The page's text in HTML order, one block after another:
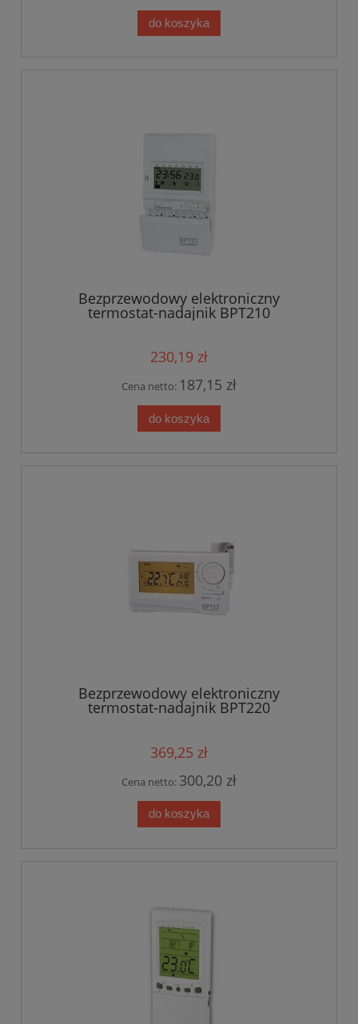
do koszyka
Bezprzewodowy elektroniczny
termostat-nadajnik BPT210
230,19 zł
Cena netto: 187,15 zł
do koszyka
Bezprzewodowy elektroniczny
termostat-nadajnik BPT220
369,25 zł
Cena netto: 300,20 zł
do koszyka